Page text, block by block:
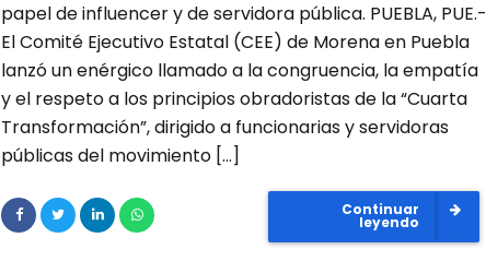
papel de influencer y de servidora pública. PUEBLA, PUE.-
El Comité Ejecutivo Estatal (CEE) de Morena en Puebla
lanzó un enérgico llamado a la congruencia, la empatía
y el respeto a los principios obradoristas de la “Cuarta
Transformación”, dirigido a funcionarias y servidoras
públicas del movimiento […]
Continuar
leyendo